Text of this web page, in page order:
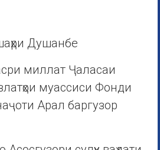
Душанбе
миллат Ҷаласаи
муассиси Фонди
Арал баргузор